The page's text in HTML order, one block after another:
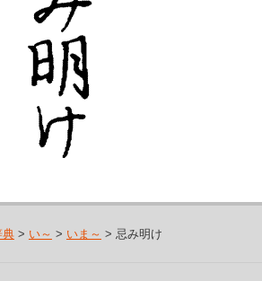
典> い～ > いま～ > 忌み明け